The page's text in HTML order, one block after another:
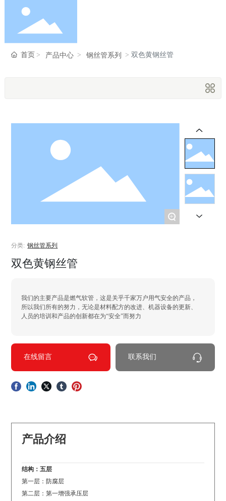
首页
首页 产品中心 钢丝管系列 双色黄钢丝管
+
分类: 钢丝管系列
双色黄钢丝管
我们的主要产品是燃气软管，这是关乎千家万户用气安全的产品，
所以我们所有的努力，无论是材料配方的改进、机器设备的更新、
人员的培训和产品的创新都在为“安全”而努力
在线留言 联系我们
产品介绍
结构：五层
第一层：防腐层
第二层：第一增强承压层